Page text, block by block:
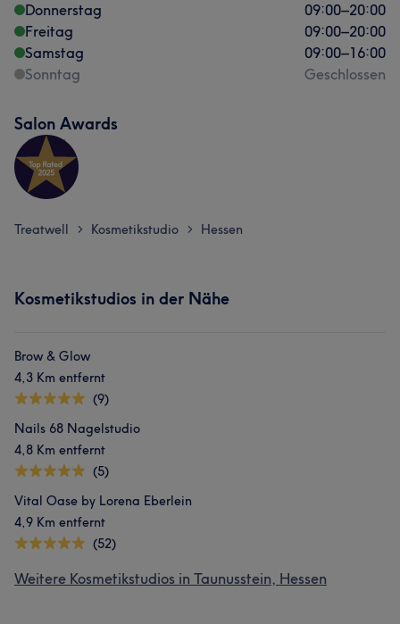
Donnerstag
09:00–20:00
Freitag
09:00–20:00
Samstag
09:00–16:00
Sonntag
Geschlossen
Salon Awards
Treatwell > Kosmetikstudio > Hessen
Kosmetikstudios in der Nähe
Brow & Glow
4,3 Km entfernt
(9)
Nails 68 Nagelstudio
4,8 Km entfernt
(5)
Vital Oase by Lorena Eberlein
4,9 Km entfernt
(52)
Weitere Kosmetikstudios in Taunusstein, Hessen